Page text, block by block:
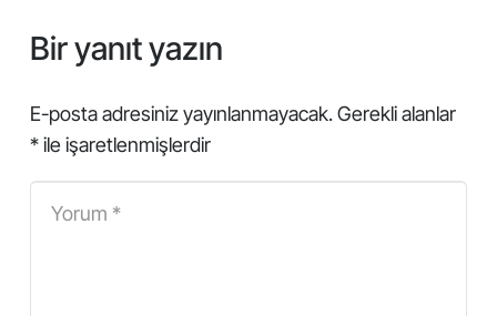
Bir yanıt yazın
E-posta adresiniz yayınlanmayacak.Gerekli alanlar
*ile işaretlenmişlerdir